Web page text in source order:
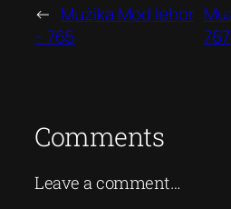
← Mużika Mod Ieħor
– 765
767
Comments
Leave a comment…